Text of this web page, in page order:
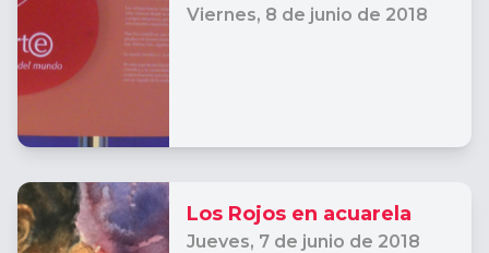
Viernes, 8 de junio de 2018
Los Rojos en acuarela
Jueves, 7 de junio de 2018